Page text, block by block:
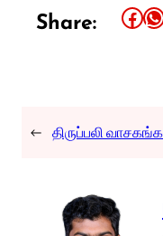
Share: Share this article on Facebook Share this article on WhatsApp
← திருப்பலி